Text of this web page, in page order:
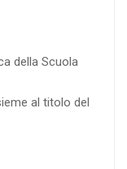
della Scuola
al titolo del